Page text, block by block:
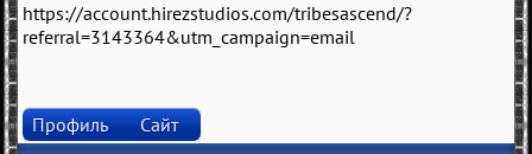
https://account.hirezstudios.com/tribesascend/?
referral=3143364&utm_campaign=email
Профиль Сайт